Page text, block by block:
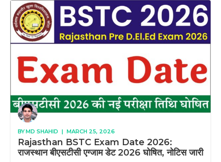
BYMD SHAHID | MARCH 25, 2026
Rajasthan BSTC Exam Date 2026:
राजस्थान बीएसटीसी एग्जाम डेट 2026 घोषित, नोटिस जारी